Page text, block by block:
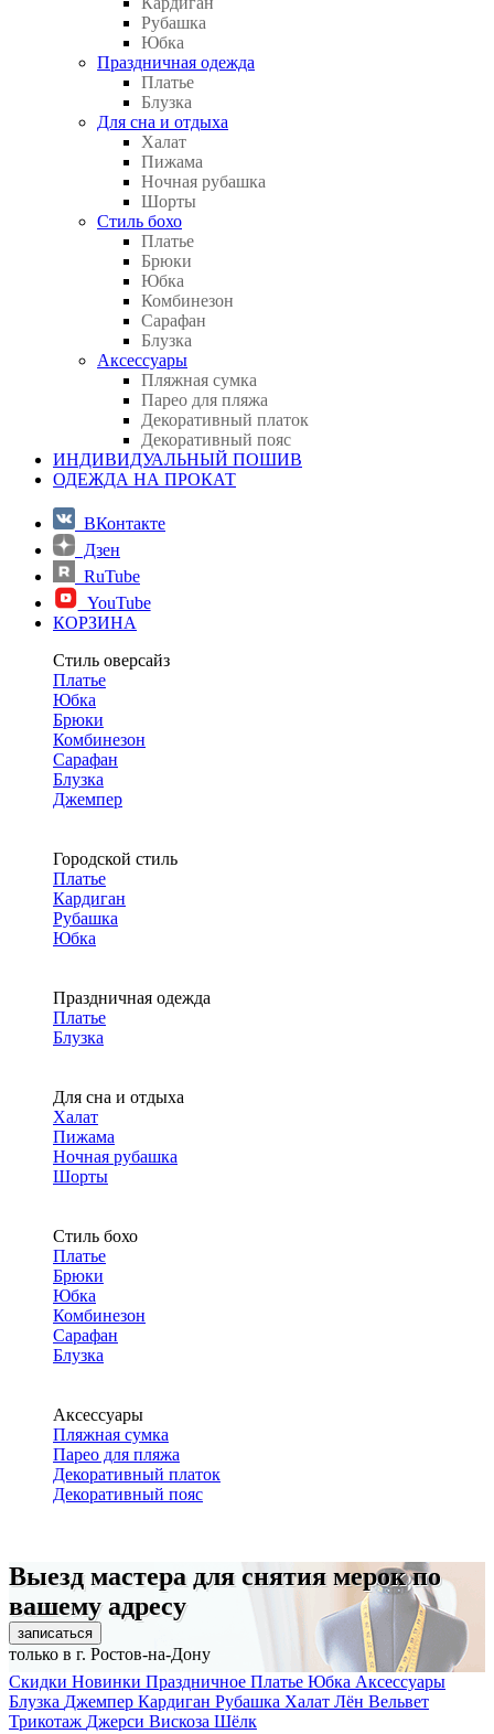
Рубашка
Юбка
Праздничная одежда
Платье
Блузка
Для сна и отдыха
Халат
Пижама
Ночная рубашка
Шорты
Стиль бохо
Платье
Брюки
Юбка
Комбинезон
Сарафан
Блузка
Аксессуары
Пляжная сумка
Парео для пляжа
Декоративный платок
Декоративный пояс
ИНДИВИДУАЛЬНЫЙ ПОШИВ
ОДЕЖДА НА ПРОКАТ
ВКонтакте
Дзен
RuTube
YouTube
КОРЗИНА
Стиль оверсайз
Платье
Юбка
Брюки
Комбинезон
Сарафан
Блузка
Джемпер
Городской стиль
Платье
Кардиган
Рубашка
Юбка
Праздничная одежда
Платье
Блузка
Для сна и отдыха
Халат
Пижама
Ночная рубашка
Шорты
Стиль бохо
Платье
Брюки
Юбка
Комбинезон
Сарафан
Блузка
Аксессуары
Пляжная сумка
Парео для пляжа
Декоративный платок
Декоративный пояс
Выезд мастера для снятия мерок по
вашему адресу
записаться
только в г. Ростов-на-Дону
Скидки Новинки Праздничное Платье Юбка Аксессуары
Блузка Джемпер Кардиган Рубашка Халат Лён Вельвет
Трикотаж Джерси Вискоза Шёлк